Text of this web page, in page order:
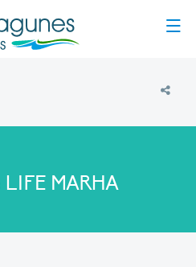
LIFE MARHA